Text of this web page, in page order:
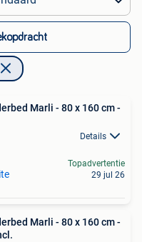
Marli - 80 x 160 cm -
Details
Topadvertentie
29 jul 26
Marli - 80 x 160 cm -